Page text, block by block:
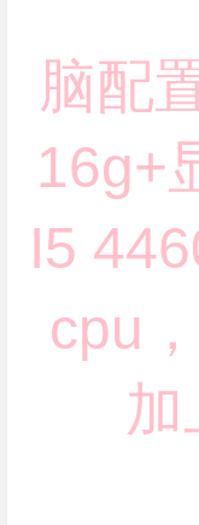
脑配
16g+
I5
cpu
加